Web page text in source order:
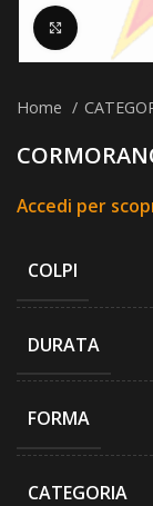
Clicca
Home
Accedi per
COLPI
DURATA
FORMA
CATEGORIA